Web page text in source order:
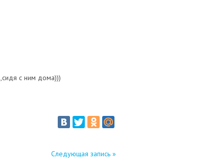
с ним дома)))
Следующая запись »